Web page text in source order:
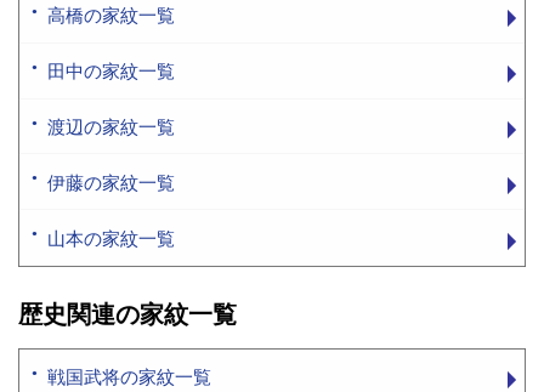
高橋の家紋一覧
田中の家紋一覧
渡辺の家紋一覧
伊藤の家紋一覧
山本の家紋一覧
歴史関連の家紋一覧
戦国武将の家紋一覧